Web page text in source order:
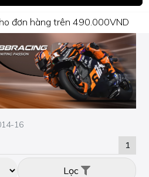
đơn hàng trên 490.000VND
16
1
Lọc